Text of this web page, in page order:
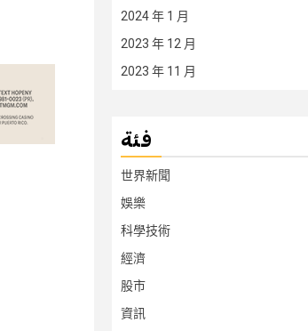
2024 年 1 月
2023 年 12 月
2023 年 11 月
فئة
世界新聞
娛樂
科學技術
經濟
股市
資訊